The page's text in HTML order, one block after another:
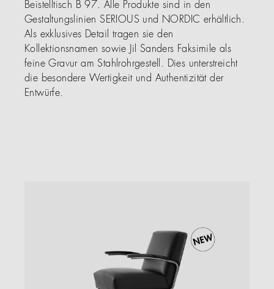
Beistelltisch B 97. Alle Produkte sind in den
Gestaltungslinien SERIOUS und NORDIC erhältlich.
Als exklusives Detail tragen sie den
Kollektionsnamen sowie Jil Sanders Faksimile als
feine Gravur am Stahlrohrgestell. Dies unterstreicht
die besondere Wertigkeit und Authentizität der
Entwürfe.